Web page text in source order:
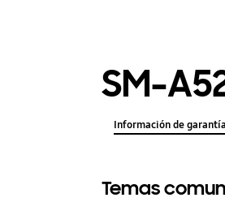
SM-
Información de garantía
Temas